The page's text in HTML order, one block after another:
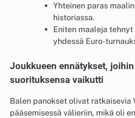
Yhteinen paras
historiassa.
Eniten maaleja
yhdessä Euro-
Joukkueen ennätykset,
suorituksensa vaikutti
Balen panokset olivat ratkaisevia
pääsemisessä välieriin, mikä oli